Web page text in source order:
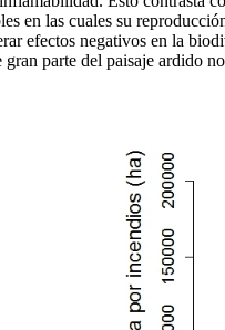
en las cuales su
efectos negativos en la
parte del paisaje ardido